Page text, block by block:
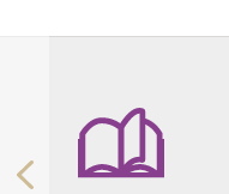
Previous